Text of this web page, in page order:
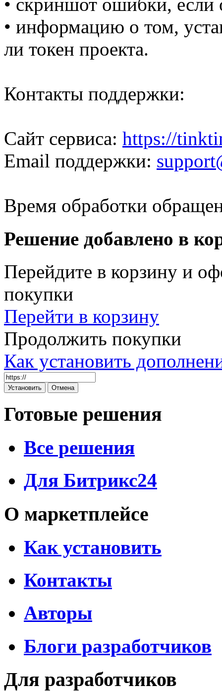
• скриншот ошибки, если
• информацию о том,
ли токен проекта.
Контакты поддержки:
Сайт сервиса: https://
Email поддержки:
Время обработки
Решение добавлено в
Перейдите в корзину и
покупки
Перейти в корзину
Продолжить покупки
Как установить
Готовые решения
Все решения
Для Битрикс24
О маркетплейсе
Как установить
Контакты
Авторы
Блоги разработчиков
Для разработчиков